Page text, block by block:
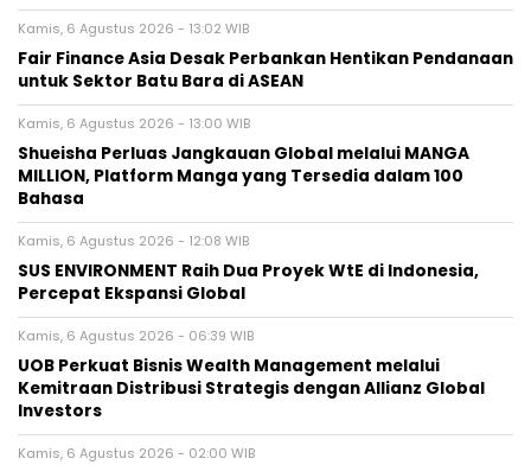
Kamis, 6 Agustus 2026 - 13:02 WIB
Fair Finance Asia Desak Perbankan Hentikan Pendanaan
untuk Sektor Batu Bara di ASEAN
Kamis, 6 Agustus 2026 - 13:00 WIB
Shueisha Perluas Jangkauan Global melalui MANGA
MILLION, Platform Manga yang Tersedia dalam 100
Bahasa
Kamis, 6 Agustus 2026 - 12:08 WIB
SUS ENVIRONMENT Raih Dua Proyek WtE di Indonesia,
Percepat Ekspansi Global
Kamis, 6 Agustus 2026 - 06:39 WIB
UOB Perkuat Bisnis Wealth Management melalui
Kemitraan Distribusi Strategis dengan Allianz Global
Investors
Kamis, 6 Agustus 2026 - 02:00 WIB